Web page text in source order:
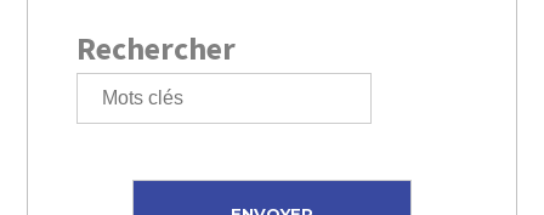
Rechercher